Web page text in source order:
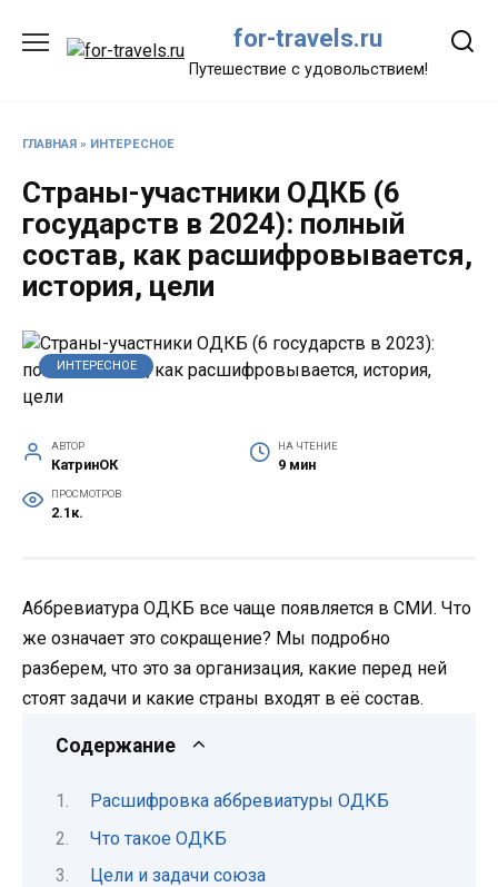
содержанию
for-travels.ru
Путешествие с удовольствием!
ГЛАВНАЯ » ИНТЕРЕСНОЕ
Страны-участники ОДКБ (6
государств в 2024): полный
состав, как расшифровывается,
история, цели
ИНТЕРЕСНОЕ
АВТОР
КатринОК
НА ЧТЕНИЕ
9 мин
ПРОСМОТРОВ
2.1к.
Аббревиатура ОДКБ все чаще появляется в СМИ. Что
же означает это сокращение? Мы подробно
разберем, что это за организация, какие перед ней
стоят задачи и какие страны входят в её состав.
Содержание
Расшифровка аббревиатуры ОДКБ
Что такое ОДКБ
Цели и задачи союза